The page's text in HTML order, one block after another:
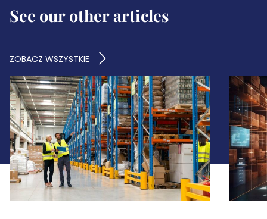
See our other articles
ZOBACZ WSZYSTKIE